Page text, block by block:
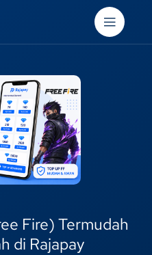
Fire) Termudah
di Rajapay